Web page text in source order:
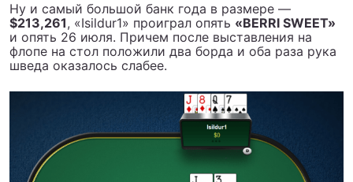
Ну и самый большой банк года в размере —
$213,261, «Isildur1» проиграл опять «BERRI SWEET»
и опять 26 июля. Причем после выставления на
флопе на стол положили два борда и оба раза рука
шведа оказалось слабее.